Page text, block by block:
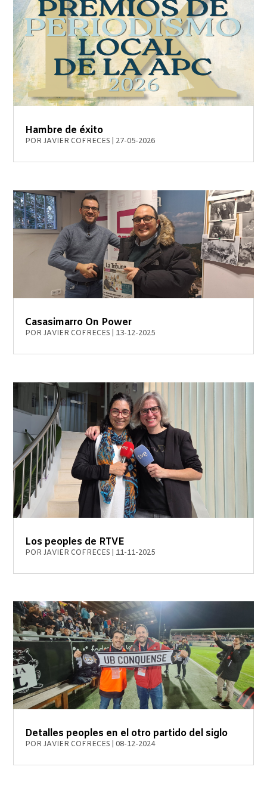
Hambre de éxito
PORJAVIER COFRECES 27-05-2026
Casasimarro On Power
PORJAVIER COFRECES 13-12-2025
Los peoples de RTVE
PORJAVIER COFRECES 11-11-2025
Detalles peoples en el otro partido del siglo
PORJAVIER COFRECES 08-12-2024